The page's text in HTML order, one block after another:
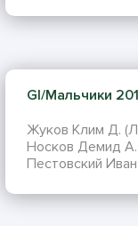
GI/Мальчики
Жуков Клим Д.
Носков Демид
Пестовский